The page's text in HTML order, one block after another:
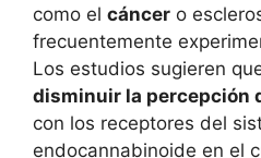
como el cáncer o
frecuentemente
Los estudios sugieren
disminuir la percepción
con los receptores del
endocannabinoide en el